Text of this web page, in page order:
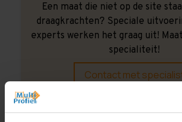
Een maat die niet op de site
draagkrachten? Speciale
experts werken het graag uit!
specialiteit!
Contact met